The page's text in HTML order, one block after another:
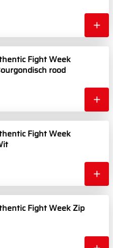
Zilver
Fight Week
rood
Fight Week
Fight Week Zip